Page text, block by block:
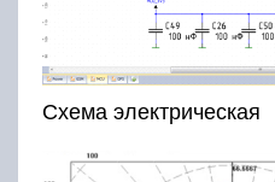
Схема электрическая